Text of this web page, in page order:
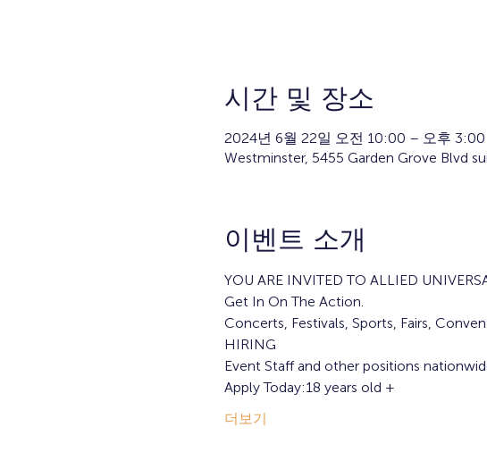
시간 및 장소
2024년 6월 22일 오전 10:00 – 오후 3:00
Westminster, 5455 Garden Grove Blvd
이벤트 소개
YOU ARE INVITED TO ALLIED
Get In On The Action.
Concerts, Festivals, Sports, Fairs,
HIRING
Event Staff and other positions
Apply Today:18 years old +
더보기